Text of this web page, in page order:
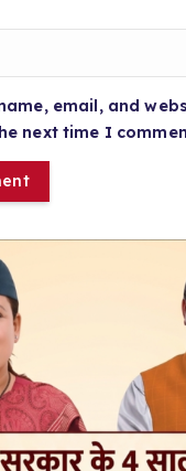
email, and
next time I